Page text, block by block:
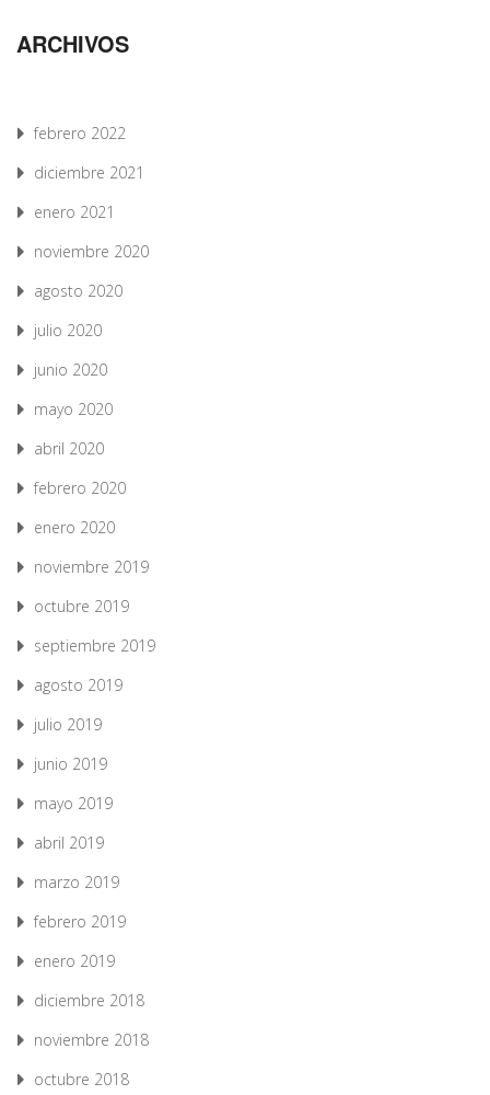
ARCHIVOS
febrero 2022
diciembre 2021
enero 2021
noviembre 2020
agosto 2020
julio 2020
junio 2020
mayo 2020
abril 2020
febrero 2020
enero 2020
noviembre 2019
octubre 2019
septiembre 2019
agosto 2019
julio 2019
junio 2019
mayo 2019
abril 2019
marzo 2019
febrero 2019
enero 2019
diciembre 2018
noviembre 2018
octubre 2018